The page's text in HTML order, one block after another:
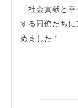
「社会貢献と
する同僚たち
めました！